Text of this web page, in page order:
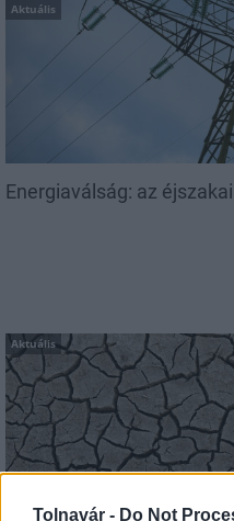
Tolnavár - Do Not
Aktuális
Energiaválság: az
Aktuális